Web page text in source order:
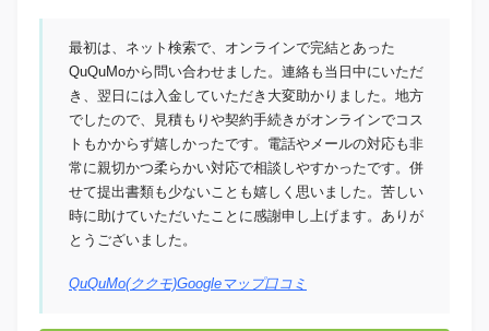
最初は、ネット検索で、オンラインで完結とあった
QuQuMoから問い合わせました。連絡も当日中にいただ
き、翌日には入金していただき大変助かりました。地方
でしたので、見積もりや契約手続きがオンラインでコス
トもかからず嬉しかったです。電話やメールの対応も非
常に親切かつ柔らかい対応で相談しやすかったです。併
せて提出書類も少ないことも嬉しく思いました。苦しい
時に助けていただいたことに感謝申し上げます。ありが
とうございました。
QuQuMo(ククモ)Googleマップ口コミ